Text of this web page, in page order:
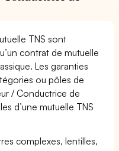
TNS sont
contrat de mutuelle
Les garanties
ou pôles de
/ Conductrice de
d’une mutuelle TNS
complexes, lentilles,